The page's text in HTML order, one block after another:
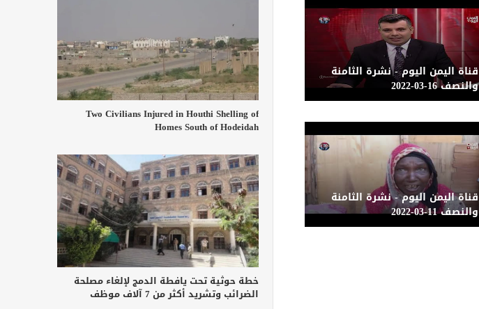
قناة اليمن اليوم - نشرة الثامنة
والنصف 16-03-2022
قناة اليمن اليوم - نشرة الثامنة
والنصف 11-03-2022
Two Civilians Injured in Houthi Shelling of
Homes South of Hodeidah
خطة حوثية تحت يافطة الدمج لإلغاء مصلحة
الضرائب وتشريد أكثر من 7 آلاف موظف